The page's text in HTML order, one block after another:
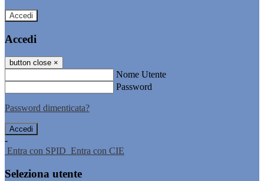
Accedi
Accedi
button close ×
Nome Utente
Password
Password dimenticata?
-
Entra con SPID Entra con CIE
Seleziona utente